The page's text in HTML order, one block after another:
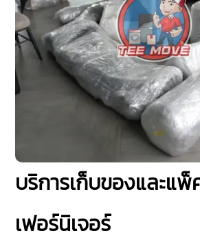
บริการเก็บของและแ
เฟอร์นิเจอร์